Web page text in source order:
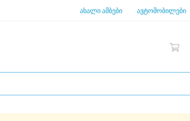
ახალი ამბები ავტომობილები